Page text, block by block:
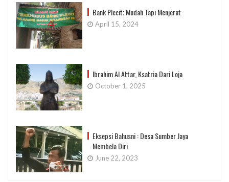
Bank Plecit; Mudah Tapi Menjerat
April 15, 2024
Ibrahim Al Attar, Ksatria Dari Loja
October 1, 2025
Eksepsi Bahusni : Desa Sumber Jaya
Membela Diri
June 22, 2023